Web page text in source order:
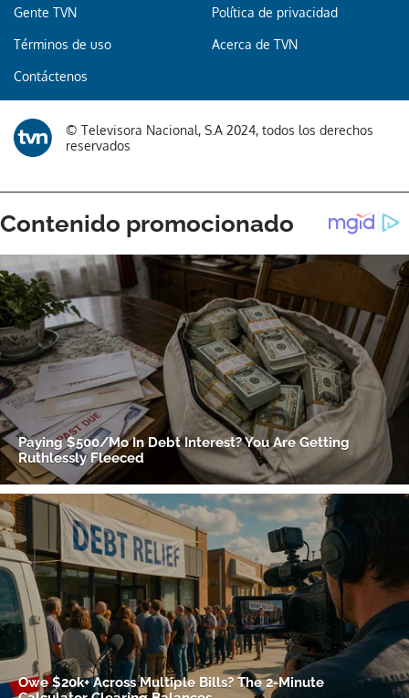
Gracias por suscribirte a nuestro boletín.
Gente TVN Política de privacidad
Términos de uso Acerca de TVN
Contáctenos
© Televisora Nacional, S.A 2024, todos los derechos
reservados